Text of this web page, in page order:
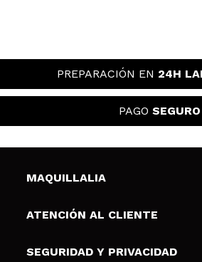
PREPARACIÓN EN 24H
PAGO SEGURO
MAQUILLALIA
Sobre nosotros
Tarjetas de Regalo
ATENCIÓN AL CLIENTE
Envíos y devoluciones
SEGURIDAD Y PRIVACIDAD